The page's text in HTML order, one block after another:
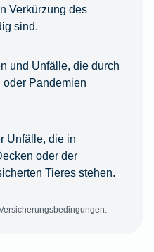
Verkürzung des
sind.
und Unfälle, die durch
Pandemien
Unfälle, die in
oder der
Tieres stehen.